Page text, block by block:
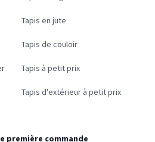
Tapis en jute
Tapis de couloir
Tapis à petit prix
Tapis d'extérieur à petit prix
première commande